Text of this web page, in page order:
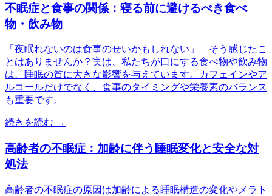
不眠症と食事の関係：寝る前に避けるべき食べ
物・飲み物
「夜眠れないのは食事のせいかもしれない」—そう感じたこ
とはありませんか？実は、私たちが口にする食べ物や飲み物
は、睡眠の質に大きな影響を与えています。カフェインやア
ルコールだけでなく、食事のタイミングや栄養素のバランス
も重要です。
続きを読む →
高齢者の不眠症：加齢に伴う睡眠変化と安全な対
処法
高齢者の不眠症の原因は加齢による睡眠構造の変化やメラト